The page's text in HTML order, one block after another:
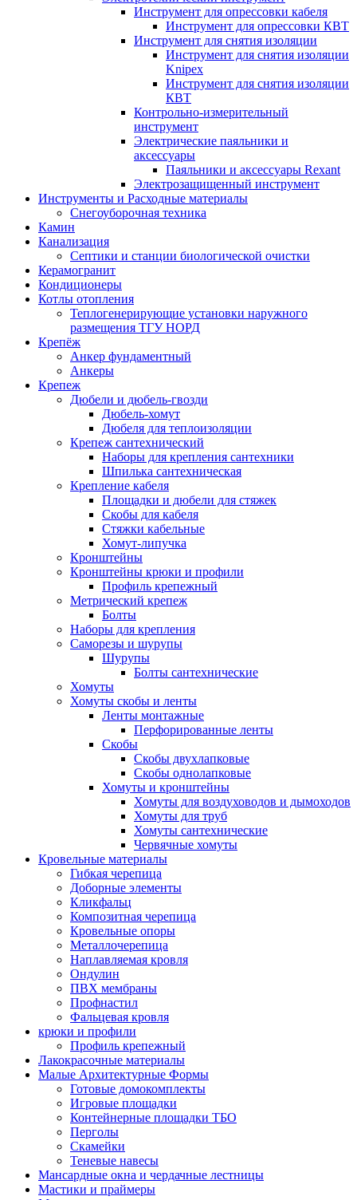
Инструмент для опрессовки кабеля
Инструмент для опрессовки КВТ
Инструмент для снятия изоляции
Инструмент для снятия изоляции
Knipex
Инструмент для снятия изоляции
КВТ
Контрольно-измерительный
инструмент
Электрические паяльники и
аксессуары
Паяльники и аксессуары Rexant
Электрозащищенный инструмент
Инструменты и Расходные материалы
Снегоуборочная техника
Камин
Канализация
Септики и станции биологической очистки
Керамогранит
Кондиционеры
Котлы отопления
Теплогенерирующие установки наружного
размещения ТГУ НОРД
Крепёж
Анкер фундаментный
Анкеры
Крепеж
Дюбели и дюбель-гвозди
Дюбель-хомут
Дюбеля для теплоизоляции
Крепеж сантехнический
Наборы для крепления сантехники
Шпилька сантехническая
Крепление кабеля
Площадки и дюбели для стяжек
Скобы для кабеля
Стяжки кабельные
Хомут-липучка
Кронштейны
Кронштейны крюки и профили
Профиль крепежный
Метрический крепеж
Болты
Наборы для крепления
Саморезы и шурупы
Шурупы
Болты сантехнические
Хомуты
Хомуты скобы и ленты
Ленты монтажные
Перфорированные ленты
Скобы
Скобы двухлапковые
Скобы однолапковые
Хомуты и кронштейны
Хомуты для воздуховодов и дымоходов
Хомуты для труб
Хомуты сантехнические
Червячные хомуты
Кровельные материалы
Гибкая черепица
Доборные элементы
Кликфальц
Композитная черепица
Кровельные опоры
Металлочерепица
Наплавляемая кровля
Ондулин
ПВХ мембраны
Профнастил
Фальцевая кровля
крюки и профили
Профиль крепежный
Лакокрасочные материалы
Малые Архитектурные Формы
Готовые домокомплекты
Игровые площадки
Контейнерные площадки ТБО
Перголы
Скамейки
Теневые навесы
Мансардные окна и чердачные лестницы
Мастики и праймеры